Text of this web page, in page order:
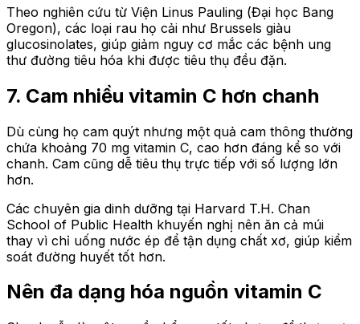
Theo nghiên cứu từ Viện Linus Pauling (Đại học Bang
Oregon), các loại rau họ cải như Brussels giàu
glucosinolates, giúp giảm nguy cơ mắc các bệnh ung
thư đường tiêu hóa khi được tiêu thụ đều đặn.
7. Cam nhiều vitamin C hơn chanh
Dù cùng họ cam quýt nhưng một quả cam thông thường
chứa khoảng 70 mg vitamin C, cao hơn đáng kể so với
chanh. Cam cũng dễ tiêu thụ trực tiếp với số lượng lớn
hơn.
Các chuyên gia dinh dưỡng tại Harvard T.H. Chan
School of Public Health khuyến nghị nên ăn cả múi
thay vì chỉ uống nước ép để tận dụng chất xơ, giúp kiểm
soát đường huyết tốt hơn.
Nên đa dạng hóa nguồn vitamin C